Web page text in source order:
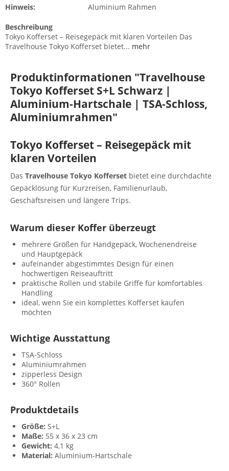
Hinweis:
Aluminium Rahmen
Beschreibung
Tokyo Kofferset – Reisegepäck mit klaren Vorteilen Das
Travelhouse Tokyo Kofferset bietet... mehr
Produktinformationen "Travelhouse
Tokyo Kofferset S+L Schwarz |
Aluminium-Hartschale | TSA-Schloss,
Aluminiumrahmen"
Tokyo Kofferset – Reisegepäck mit
klaren Vorteilen
Das Travelhouse Tokyo Kofferset bietet eine durchdachte
Gepäcklösung für Kurzreisen, Familienurlaub,
Geschäftsreisen und längere Trips.
Warum dieser Koffer überzeugt
mehrere Größen für Handgepäck, Wochenendreise
und Hauptgepäck
aufeinander abgestimmtes Design für einen
hochwertigen Reiseauftritt
praktische Rollen und stabile Griffe für komfortables
Handling
ideal, wenn Sie ein komplettes Kofferset kaufen
möchten
Wichtige Ausstattung
TSA-Schloss
Aluminiumrahmen
zipperless Design
360° Rollen
Produktdetails
Größe: S+L
Maße: 55 x 36 x 23 cm
Gewicht: 4,1 kg
Material: Aluminium-Hartschale